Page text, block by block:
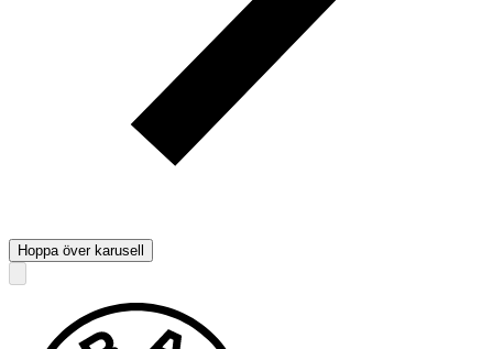
Hoppa över karusell